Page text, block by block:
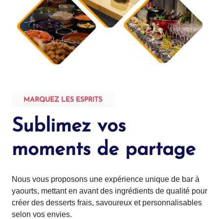
MARQUEZ LES ESPRITS
Sublimez vos
moments de partage
Nous vous proposons une expérience unique de bar à
yaourts, mettant en avant des ingrédients de qualité pour
créer des desserts frais, savoureux et personnalisables
selon vos envies.